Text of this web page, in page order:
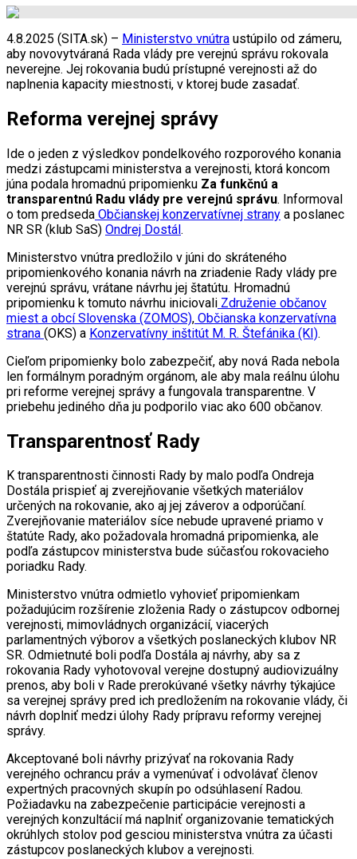
4.8.2025 (SITA.sk) – Ministerstvo vnútra ustúpilo od zámeru,
aby novovytváraná Rada vlády pre verejnú správu rokovala
neverejne. Jej rokovania budú prístupné verejnosti až do
naplnenia kapacity miestnosti, v ktorej bude zasadať.
Reforma verejnej správy
Ide o jeden z výsledkov pondelkového rozporového konania
medzi zástupcami ministerstva a verejnosti, ktorá koncom
júna podala hromadnú pripomienku Za funkčnú a
transparentnú Radu vlády pre verejnú správu. Informoval
o tom predseda Občianskej konzervatívnej strany a poslanec
NR SR (klub SaS) Ondrej Dostál.
Ministerstvo vnútra predložilo v júni do skráteného
pripomienkového konania návrh na zriadenie Rady vlády pre
verejnú správu, vrátane návrhu jej štatútu. Hromadnú
pripomienku k tomuto návrhu iniciovali Združenie občanov
miest a obcí Slovenska (ZOMOS), Občianska konzervatívna
strana (OKS) a Konzervatívny inštitút M. R. Štefánika (KI).
Cieľom pripomienky bolo zabezpečiť, aby nová Rada nebola
len formálnym poradným orgánom, ale aby mala reálnu úlohu
pri reforme verejnej správy a fungovala transparentne. V
priebehu jediného dňa ju podporilo viac ako 600 občanov.
Transparentnosť Rady
K transparentnosti činnosti Rady by malo podľa Ondreja
Dostála prispieť aj zverejňovanie všetkých materiálov
určených na rokovanie, ako aj jej záverov a odporúčaní.
Zverejňovanie materiálov síce nebude upravené priamo v
štatúte Rady, ako požadovala hromadná pripomienka, ale
podľa zástupcov ministerstva bude súčasťou rokovacieho
poriadku Rady.
Ministerstvo vnútra odmietlo vyhovieť pripomienkam
požadujúcim rozšírenie zloženia Rady o zástupcov odbornej
verejnosti, mimovládnych organizácií, viacerých
parlamentných výborov a všetkých poslaneckých klubov NR
SR. Odmietnuté boli podľa Dostála aj návrhy, aby sa z
rokovania Rady vyhotovoval verejne dostupný audiovizuálny
prenos, aby boli v Rade prerokúvané všetky návrhy týkajúce
sa verejnej správy pred ich predložením na rokovanie vlády, či
návrh doplniť medzi úlohy Rady prípravu reformy verejnej
správy.
Akceptované boli návrhy prizývať na rokovania Rady
verejného ochrancu práv a vymenúvať i odvolávať členov
expertných pracovných skupín po odsúhlasení Radou.
Požiadavku na zabezpečenie participácie verejnosti a
verejných konzultácií má naplniť organizovanie tematických
okrúhlych stolov pod gesciou ministerstva vnútra za účasti
zástupcov poslaneckých klubov a verejnosti.